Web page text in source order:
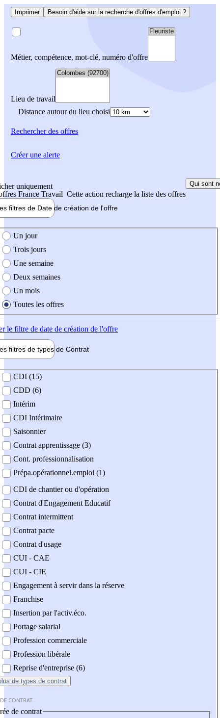
Imprimer Besoin d'aide sur la recherche d'offres d'emploi ?
Métier, compétence, mot-clé, numéro d'offre
Lieu de travail
Distance autour du lieu choisi
Rechercherdes offres
uniquement
France Travail Cette action recharge la liste des offres
Qui sont
filtres de Date de création de l'offre
création de l'offre
Un jour
Trois jours
Une semaine
Deux semaines
Un mois
Toutes les offres
le filtre de date de création de l'offre
filtres de types de Contrat
contrat
CDI (15)
CDD (6)
Intérim
CDI Intérimaire
Saisonnier
Contrat apprentissage (3)
Cont. professionnalisation
Prépa.opérationnel.emploi (1)
CDI de chantier ou d'opération
Contrat d'Engagement Educatif
Contrat intermittent
Contrat pacte
Contrat d'usage
CUI - CAE
CUI - CIE
Engagement à servir dans la réserve
Franchise
Insertion par l'activ.éco.
Portage salarial
Profession commerciale
Profession libérale
Reprise d'entreprise (6)
de types de contrat
CONTRAT
de contrat
Créer une alerte